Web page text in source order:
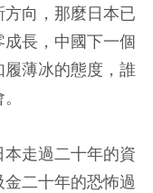
向，那麼日本已
長，中國下一個
薄冰的態度，誰
走過二十年的資
二十年的恐怖過